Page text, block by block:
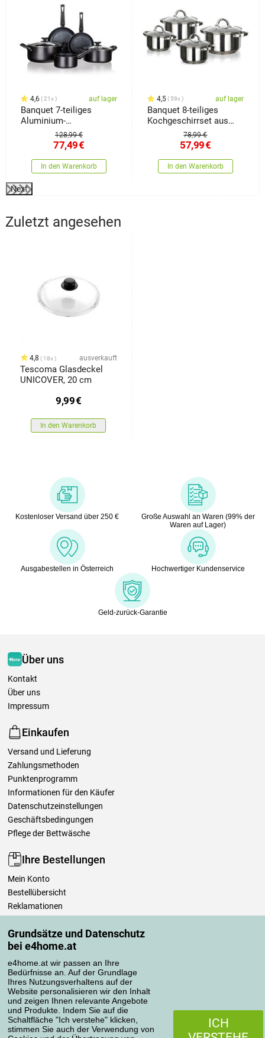
Grundsätze und Datenschutz
bei e4home.at
e4home.at wir passen an Ihre
Bedürfnisse an. Auf der Grundlage
Ihres Nutzungsverhaltens auf der
Website personalisieren wir den Inhalt
und zeigen Ihnen relevante Angebote
und Produkte. Indem Sie auf die
Schaltfläche "Ich verstehe" klicken,
stimmen Sie auch der Verwendung von
ICH
4,6 21x auf lager
Banquet 7-teiliges
Aluminium-
Kochgeschirr-Set, Black
128,99 €
77,49€
In den Warenkorb
4,5 59x auf lager
Banquet 8-teiliges
Kochgeschirrset aus
Edelstahl Swing
78,99 €
57,99€
In den Warenkorb
Next
Zuletzt angesehen
4,8 18x ausverkauft
Tescoma Glasdeckel
UNICOVER, 20 cm
9,99€
In den Warenkorb
Kostenloser Versand über 250 €
Große Auswahl an Waren (99% der
Waren auf Lager)
Ausgabestellen in Österreich Hochwertiger Kundenservice
Geld-zurück-Garantie
Über uns
Kontakt
Über uns
Impressum
Einkaufen
Versand und Lieferung
Zahlungsmethoden
Punktenprogramm
Informationen für den Käufer
Datenschutzeinstellungen
Geschäftsbedingungen
Pflege der Bettwäsche
Ihre Bestellungen
Mein Konto
Bestellübersicht
Reklamationen
Einfach mehr wissen
Richtlinien zur Verarbeitung von Bewertungen
Transportarten
Zahlungsmethoden